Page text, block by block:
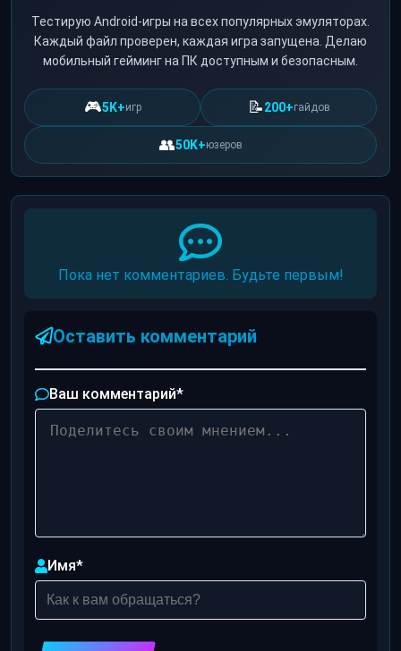
Тестирую Android-игры на всех популярных эмуляторах.
Каждый файл проверен, каждая игра запущена. Делаю
мобильный гейминг на ПК доступным и безопасным.
🎮5K+игр 📝200+гайдов
👥50K+юзеров
Пока нет комментариев. Будьте первым!
Оставить комментарий
Ваш комментарий*
Имя*